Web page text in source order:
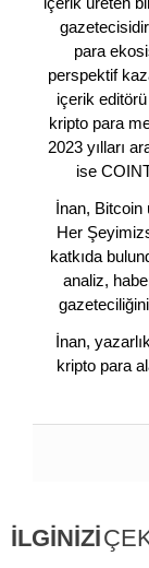
para
perspektif
içerik
kripto para
2023 yılları
ise
İnan, Bitcoin
Her
katkıda
analiz,
İnan,
kripto para
İLGİNİZİ